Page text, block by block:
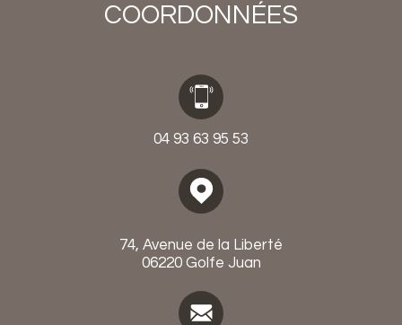
COORDONNÉES
04 93 63 95 53
74, Avenue de la Liberté
06220 Golfe Juan